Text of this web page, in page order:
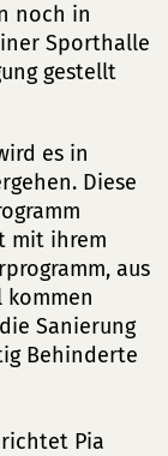
noch in
Sporthalle
gestellt
es in
Diese
mit ihrem
aus
kommen
Sanierung
Behinderte
Pia